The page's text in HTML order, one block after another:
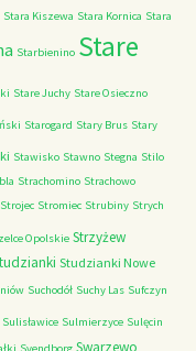
Stara Kiszewa Stara Kornica Stara
Starbienino Stare
Stare Juchy Stare Osieczno
Starogard Stary Brus Stary
Stawisko Stawno Stegna Stilo
Strachomino Strachowo
Strojec Stromiec Strubiny Strych
Opolskie Strzyżew
Studzianki Nowe
Suchodół Suchy Las Sufczyn
Sulisławice Sulmierzyce Sulęcin
Swarzewo